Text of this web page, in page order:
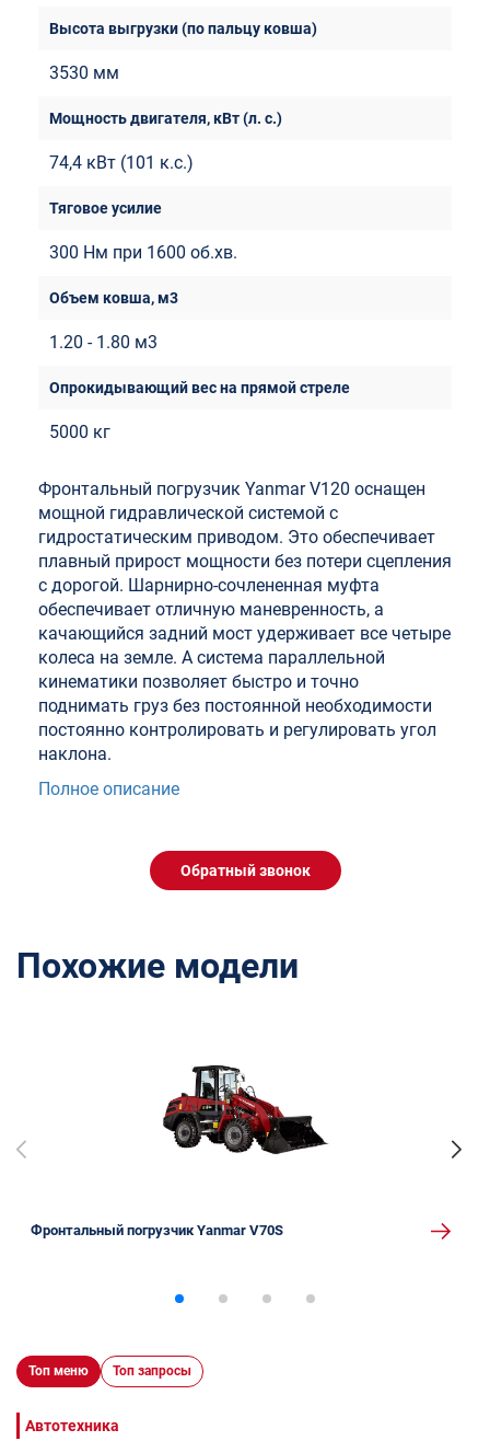
3530 мм
74,4 кВт (101 к.с.)
300 Нм при 1600 об.хв.
1.20 - 1.80 м3
5000 кг
Фронтальный погрузчик Yanmar V120 оснащен
мощной гидравлической системой с
гидростатическим приводом. Это обеспечивает
плавный прирост мощности без потери сцепления
с дорогой. Шарнирно-сочлененная муфта
обеспечивает отличную маневренность, а
качающийся задний мост удерживает все четыре
колеса на земле. А система параллельной
кинематики позволяет быстро и точно
поднимать груз без постоянной необходимости
постоянно контролировать и регулировать угол
наклона.
Полное описание
Обратный звонок
Похожие модели
Фронтальный погрузчик Yanmar V70S
Топ меню Топ запросы
Автотехника